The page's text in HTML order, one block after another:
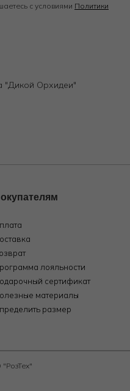
с условиями Политики
"Дикой Орхидеи"
лояльности
сертификат
материалы
размер